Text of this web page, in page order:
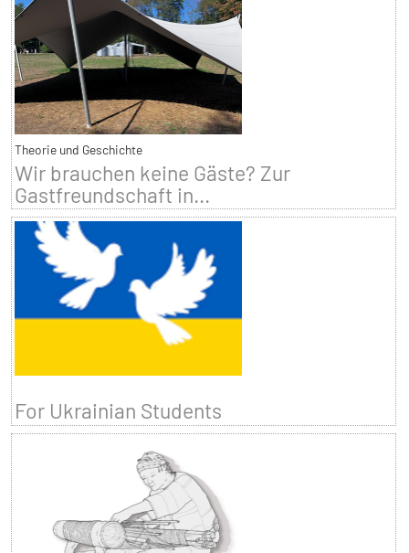
Theorie und Geschichte
Wir brauchen keine Gäste? Zur
Gastfreundschaft in...
For Ukrainian Students